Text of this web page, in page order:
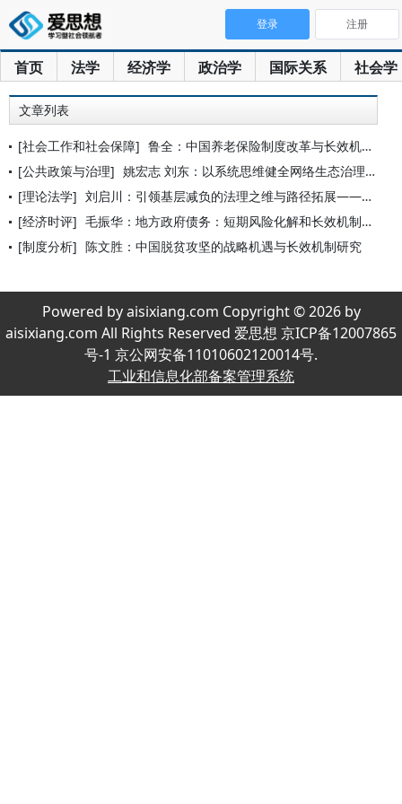
首页 法学 经济学 政治学 国际关系 社会学
登录 注册
文章列表
[社会工作和社会保障] 鲁全：中国养老保险制度改革与长效机制建设
[公共政策与治理] 姚宏志 刘东：以系统思维健全网络生态治理长效机制
[理论法学] 刘启川：引领基层减负的法理之维与路径拓展——以习近平法治思想
[经济时评] 毛振华：地方政府债务：短期风险化解和长效机制构建
[制度分析] 陈文胜：中国脱贫攻坚的战略机遇与长效机制研究
Powered by aisixiang.com Copyright © 2026 by
aisixiang.com All Rights Reserved 爱思想 京ICP备12007865
号-1 京公网安备11010602120014号.
工业和信息化部备案管理系统